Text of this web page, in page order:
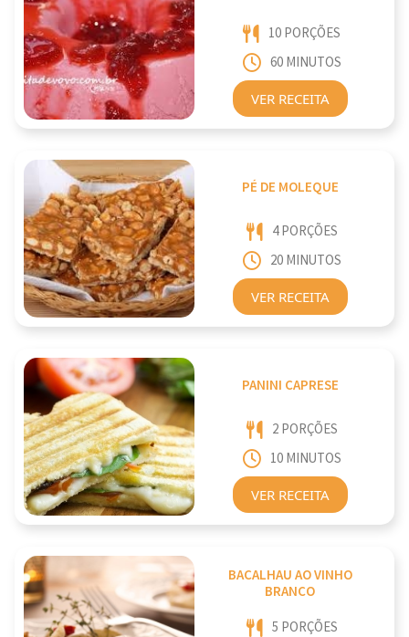
10 PORÇÕES
60 MINUTOS
VER RECEITA
PÉ DE MOLEQUE
4 PORÇÕES
20 MINUTOS
VER RECEITA
PANINI CAPRESE
2 PORÇÕES
10 MINUTOS
VER RECEITA
BACALHAU AO VINHO
BRANCO
5 PORÇÕES